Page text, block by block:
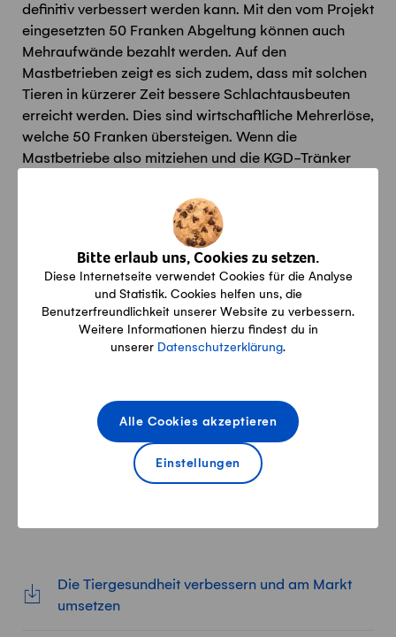
Bitte erlaub uns, Cookies zu setzen.
Diese Internetseite verwendet Cookies für die Analyse
und Statistik. Cookies helfen uns, die
Benutzerfreundlichkeit unserer Website zu verbessern.
Weitere Informationen hierzu findest du in
unserer Datenschutzerklärung.
Einstellungen
Alle Cookies akzeptieren
definitiv verbessert werden kann. Mit den vom Projekt
eingesetzten 50 Franken Abgeltung können auch
Mehraufwände bezahlt werden. Auf den
Mastbetrieben zeigt es sich zudem, dass mit solchen
Tieren in kürzerer Zeit bessere Schlachtausbeuten
erreicht werden. Dies sind wirtschaftliche Mehrerlöse,
welche 50 Franken übersteigen. Wenn die
Mastbetriebe also mitziehen und die KGD-Tränker
gesündere Tiere zu einem höheren Preis verkauft
werden. Bei enger Zusammenarbeit könnte ein
solches System für alle Akteure wirtschaftlich
zufriedenstellend umgesetzt und damit das Tierwohl
erhöht und der Medikamenteneinsatz verkleinert
werden. Die SMP ist gespannt auf die Auswertung
der restlichen Resultate.
Reto Burkhardt
Leiter Kommunikation SMP
Herunterladen
Die Tiergesundheit verbessern und am Markt
umsetzen